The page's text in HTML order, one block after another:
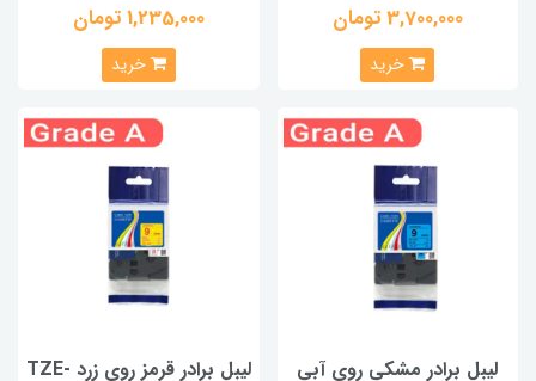
3,700,000 تومان
خرید
1,235,000 تومان
خرید
لیبل برادر مشکی روی آبی
لیبل برادر قرمز روی زرد TZE-